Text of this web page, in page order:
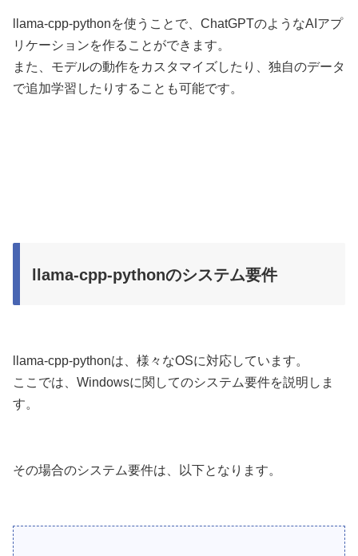
llama-cpp-pythonを使うことで、ChatGPTのようなAIアプ
リケーションを作ることができます。
また、モデルの動作をカスタマイズしたり、独自のデータ
で追加学習したりすることも可能です。
llama-cpp-pythonのシステム要件
llama-cpp-pythonは、様々なOSに対応しています。
ここでは、Windowsに関してのシステム要件を説明しま
す。
その場合のシステム要件は、以下となります。